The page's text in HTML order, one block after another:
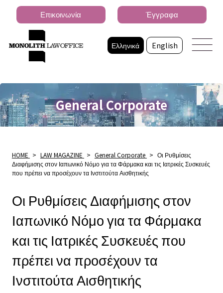
Ελληνικά English
Επικοινωνία Έγγραφα
General Corporate
HOME > LAW MAGAZINE > General Corporate > Οι Ρυθμίσεις
Διαφήμισης στον Ιαπωνικό Νόμο για τα Φάρμακα και τις Ιατρικές Συσκευές
που πρέπει να προσέχουν τα Ινστιτούτα Αισθητικής
Οι Ρυθμίσεις Διαφήμισης στον
Ιαπωνικό Νόμο για τα Φάρμακα
και τις Ιατρικές Συσκευές που
πρέπει να προσέχουν τα
Ινστιτούτα Αισθητικής